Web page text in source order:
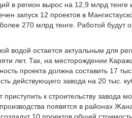
в регион вырос на 12,9 млрд тенге
запуск 12 проектов в
270 млрд тенге. Работой будут
водой остается актуальным для
лет. Так, на месторождении
проекта должна составить 17
действующего завода на 20 тыс.
к строительству завода
появятся в районах